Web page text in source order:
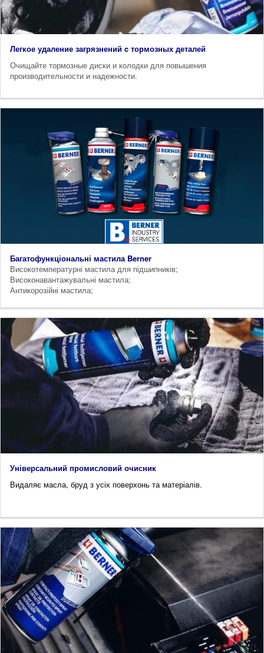
Легкое удаление загрязнений c тормозных деталей
Очищайте тормозные диски и колодки для повышения
производительности и надежности.
Багатофункціональні мастила Berner
Високотемпературні мастила для підшипників;
Високонавантажувальні мастила;
Антикорозійні мастила;
Універсальний промисловий очисник
Видаляє масла, бруд з усіх поверхонь та матеріалів.